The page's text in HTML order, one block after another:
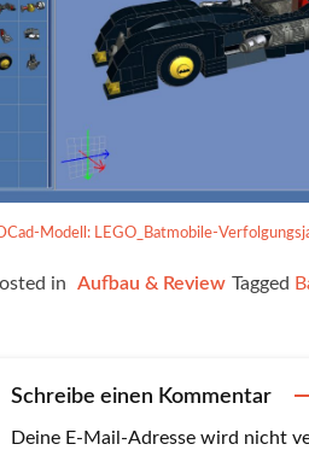
Modell: LEGO_Batmobile-
in Aufbau & Review Tagged
Schreibe einen Kommentar
Deine E-Mail-Adresse wird nicht